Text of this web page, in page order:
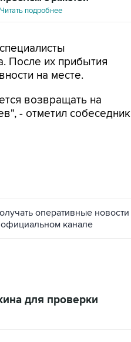
Читать подробнее
После их прибытия
на месте.
возвращать на
- отметил собеседник
оперативные новости
канале
для проверки